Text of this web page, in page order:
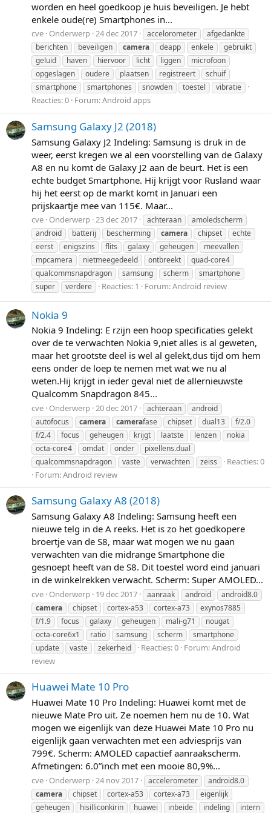
worden en heel goedkoop je huis beveiligen. Je hebt
enkele oude(re) Smartphones in...
cve Onderwerp 24 dec 2017 accelorometer
afgedankte
berichten
beveiligen camera deapp enkele
gebruikt
geluid
haven hiervoor licht liggen
microfoon
opgeslagen
oudere plaatsen registreert
schuif
smartphone
smartphones snowden toestel vibratie
Reacties: 0 Forum:Android apps
Samsung Galaxy J2 (2018)
Samsung Galaxy J2 Indeling: Samsung is druk in de
weer, eerst kregen we al een voorstelling van de Galaxy
A8 en nu komt de Galaxy J2 aan de beurt. Het is een
echte budget Smartphone. Hij krijgt voor Rusland waar
hij het eerst op de markt komt in Januari een
prijskaartje mee van 115€. Maar...
cve Onderwerp 23 dec 2017 achteraan
amoledscherm
android
batterij bescherming camera chipset
echte
eerst
enigszins flits galaxy geheugen
meevallen
mpcamera
nietmeegedeeld ontbreekt
quad-core4
qualcommsnapdragon
samsung scherm
smartphone
super
verdere Reacties: 1 Forum:Android review
Nokia 9
Nokia 9 Indeling: E rzijn een hoop specificaties gelekt
over de te verwachten Nokia 9,niet alles is al geweten,
maar het grootste deel is wel al gelekt,dus tijd om hem
eens onder de loep te nemen met wat we nu al
weten.Hij krijgt in ieder geval niet de allernieuwste
Qualcomm Snapdragon 845...
cve Onderwerp 20 dec 2017 achteraan
android
autofocus
camera camerafase chipset dual13
f/2.0
f/2.4
focus geheugen krijgt laatste lenzen
nokia
octa-core4
omdat onder
pixellens.dual
qualcommsnapdragon
vaste verwachten zeiss
Reacties: 0
Forum:Android review
Samsung Galaxy A8 (2018)
Samsung Galaxy A8 Indeling: Samsung heeft een
nieuwe telg in de A reeks. Het is zo het goedkopere
broertje van de S8, maar wat mogen we nu gaan
verwachten van die midrange Smartphone die
gesnoept heeft van de S8. Dit toestel word eind januari
in de winkelrekken verwacht. Scherm: Super AMOLED...
cve Onderwerp 19 dec 2017 aanraak android
android8.0
camera
chipset cortex-a53 cortex-a73
exynos7885
f/1.9
focus galaxy geheugen mali-g71
nougat
octa-core6x1
ratio samsung scherm
smartphone
update
vaste zekerheid Reacties: 0 Forum:Android
review
Huawei Mate 10 Pro
Huawei Mate 10 Pro Indeling: Huawei komt met de
nieuwe Mate Pro uit. Ze noemen hem nu de 10. Wat
mogen we eigenlijk van deze Huawei Mate 10 Pro nu
eigenlijk gaan verwachten met een adviesprijs van
799€. Scherm: AMOLED capactief aanraakscherm.
Afmetingen: 6.0”inch met een mooie 80,9%...
cve Onderwerp 24 nov 2017 accelerometer
android8.0
camera
chipset cortex-a53 cortex-a73
eigenlijk
geheugen
hisilliconkirin huawei inbeide indeling
intern